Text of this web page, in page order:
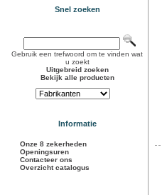
Snel zoeken
Gebruik een trefwoord om te vinden wat
u zoekt
Uitgebreid zoeken
Bekijk alle producten
Informatie
Onze 8 zekerheden
Openingsuren
Contacteer ons
Overzicht catalogus